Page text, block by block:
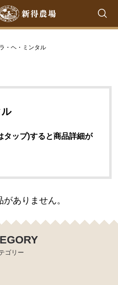
・ヘ・ミンタル
タップ)すると商品詳細が
ありません。
ゴリー